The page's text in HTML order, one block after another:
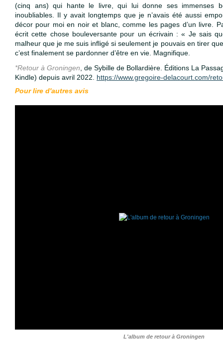
(cinq ans) qui hante le livre, qui lui donne ses immenses
inoubliables. Il y avait longtemps que je n’avais été aussi
décor pour moi en noir et blanc, comme les pages d’un livre.
écrit cette chose bouleversante pour un écrivain : « Je sais
malheur que je me suis infligé si seulement je pouvais en tirer
c’est finalement se pardonner d’être en vie. Magnifique.
*Retour à Groningen, de Sybille de Bollardière. Éditions La
Kindle) depuis avril 2022. https://www.gregoire-delacourt.com/
Pour lire d'autres avis
L'album de retour à Groningen